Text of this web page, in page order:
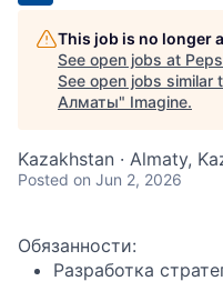
This job is no longer
See open jobs at
See open jobs similar
Алматы" Imagine.
Kazakhstan · Almaty,
Posted on Jun 2, 2026
Обязанности:
Разработка